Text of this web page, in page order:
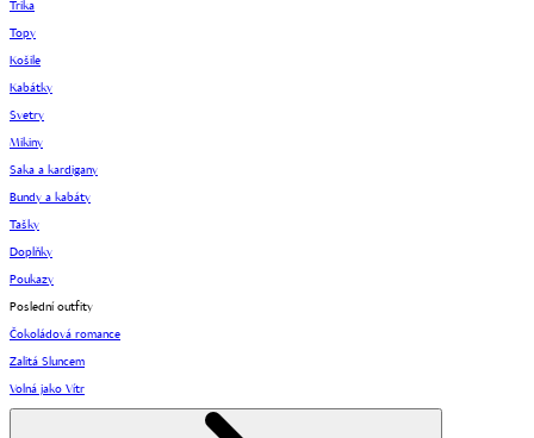
Trika
Topy
Košile
Kabátky
Svetry
Mikiny
Saka a kardigany
Bundy a kabáty
Tašky
Doplňky
Poukazy
Poslední outfity
Čokoládová romance
Zalitá Sluncem
Volná jako Vítr